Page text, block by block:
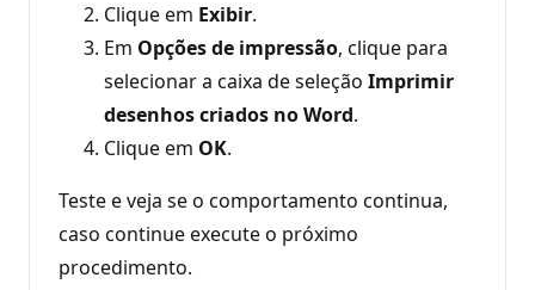
Clique em Exibir.
Em Opções de impressão, clique para
selecionar a caixa de seleção Imprimir
desenhos criados no Word.
Clique em OK.
Teste e veja se o comportamento continua,
caso continue execute o próximo
procedimento.